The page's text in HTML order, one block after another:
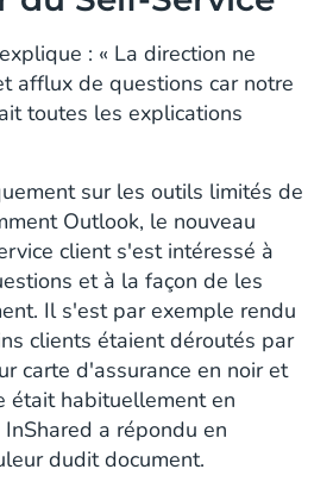
: « La direction ne
afflux de questions car notre
toutes les explications
sur les outils limités de
Outlook, le nouveau
client s'est intéressé à
et à la façon de les
Il s'est par exemple rendu
clients étaient déroutés par
carte d'assurance en noir et
était habituellement en
a répondu en
dudit document.